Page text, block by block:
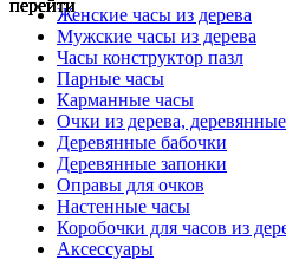
перейти
перейти
перейти
перейти
перейтиЖенские часы из дерева
Мужские часы из дерева
Часы конструктор пазл
Парные часы
Карманные часы
Очки из дерева,
Деревянные бабочки
Деревянные запонки
Оправы для очков
Настенные часы
Коробочки для часов из
Аксессуары